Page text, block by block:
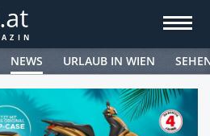
NEWS URLAUB IN WIEN